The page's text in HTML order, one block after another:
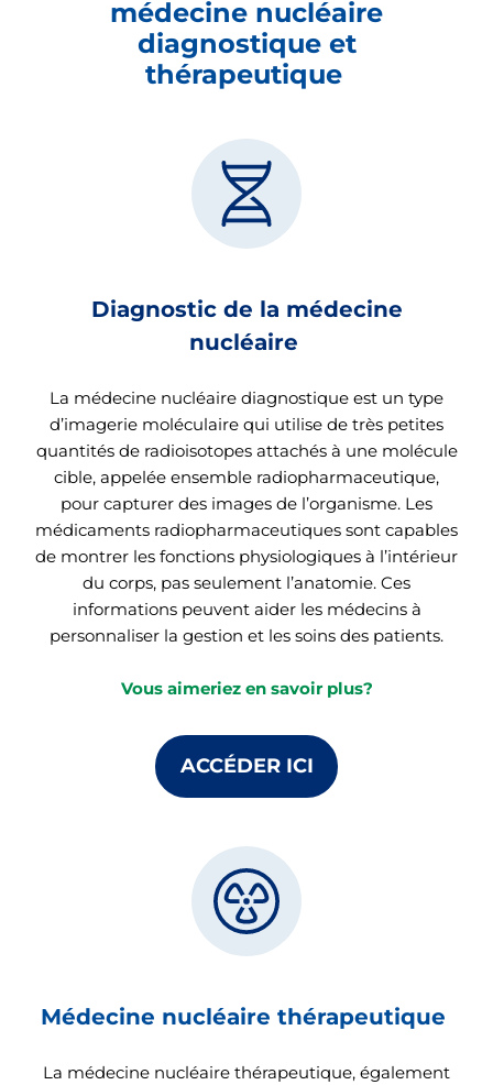
médecine nucléaire
diagnostique et
thérapeutique
Diagnostic de la médecine
nucléaire
La médecine nucléaire diagnostique est un type
d’imagerie moléculaire qui utilise de très petites
quantités de radioisotopes attachés à une molécule
cible, appelée ensemble radiopharmaceutique,
pour capturer des images de l’organisme. Les
médicaments radiopharmaceutiques sont capables
de montrer les fonctions physiologiques à l’intérieur
du corps, pas seulement l’anatomie. Ces
informations peuvent aider les médecins à
personnaliser la gestion et les soins des patients.
Vous aimeriez en savoir plus?
ACCÉDER ICI
Médecine nucléaire thérapeutique
La médecine nucléaire thérapeutique, également